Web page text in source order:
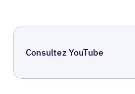
Consultez YouTube